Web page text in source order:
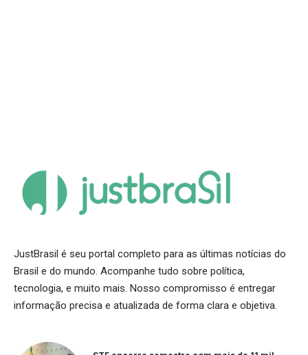
JustBrasil é seu portal completo para as últimas notícias do
Brasil e do mundo. Acompanhe tudo sobre política,
tecnologia, e muito mais. Nosso compromisso é entregar
informação precisa e atualizada de forma clara e objetiva.